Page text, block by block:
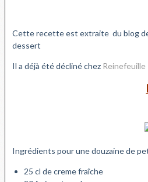
Cette recette est extraite du blog
dessert
Il a déjà été décliné chez Reinefeuille
Ingrédients pour une douzaine de
25 cl de creme fraîche